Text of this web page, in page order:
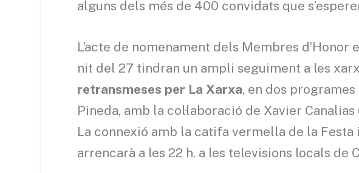
alguns dels més de 400 convidats que
L’acte de nomenament dels Membres d’Honor
nit del 27 tindran un ampli seguiment a les
retransmeses per La Xarxa, en dos
Pineda, amb la col·laboració de Xavier Canalias
La connexió amb la catifa vermella de la
arrencarà a les 22 h. a les televisions locals de